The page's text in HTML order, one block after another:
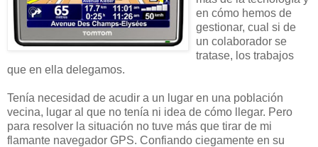
en cómo hemos de
gestionar, cual si de
un colaborador se
tratase, los trabajos
que en ella delegamos.
Tenía necesidad de acudir a un lugar en una población
vecina, lugar al que no tenía ni idea de cómo llegar. Pero
para resolver la situación no tuve más que tirar de mi
flamante navegador GPS. Confiando ciegamente en su